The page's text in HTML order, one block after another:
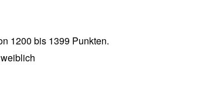
1200 bis 1399 Punkten.